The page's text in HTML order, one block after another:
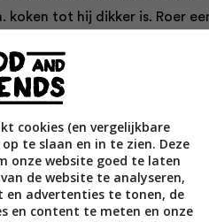
koken tot hij dikker is. Roer
van 20×30 cm. Verdeel de
parmezaan en de helft van
en de overgebleven
goudbruin is en de randen
cookies (en vergelijkbare
te slaan en in te zien. Deze
onze website goed te laten
de website te analyseren,
en advertenties te tonen, de
en content te meten en onze